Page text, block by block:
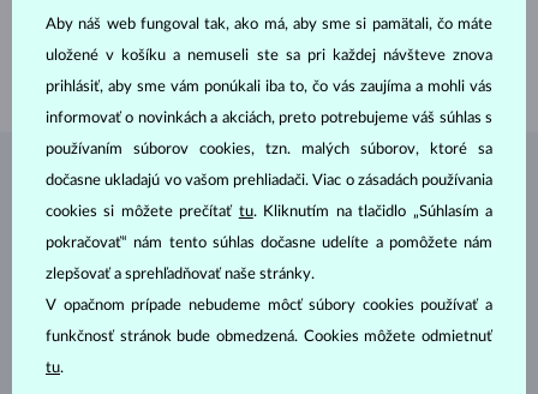
ŠPERKY ZATELIÉRU KLENOTA
Aby náš web fungoval tak, ako má, aby sme si pamätali, čo máte
uložené v košíku a nemuseli ste sa pri každej návšteve znova
prihlásiť, aby sme vám ponúkali iba to, čo vás zaujíma a mohli vás
informovať o novinkách a akciách, preto potrebujeme váš súhlas s
používaním súborov cookies, tzn. malých súborov, ktoré sa
dočasne ukladajú vo vašom prehliadači. Viac o zásadách používania
cookies si môžete prečítať tu. Kliknutím na tlačidlo „Súhlasím a
pokračovať“ nám tento súhlas dočasne udelíte a pomôžete nám
zlepšovať a sprehľadňovať naše stránky.
V opačnom prípade nebudeme môcť súbory cookies používať a
funkčnosť stránok bude obmedzená. Cookies môžete odmietnuť
tu.